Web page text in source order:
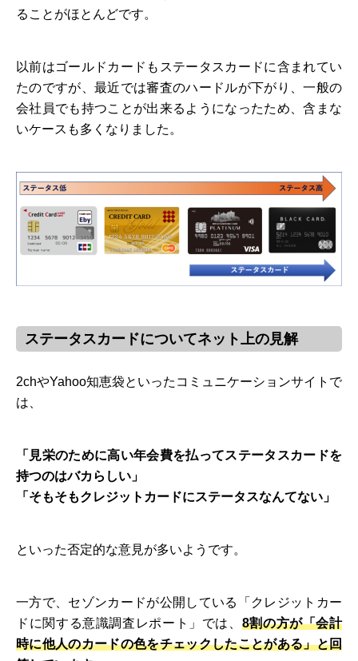
ることがほとんどです。
以前はゴールドカードもステータスカードに含まれてい
たのですが、最近では審査のハードルが下がり、一般の
会社員でも持つことが出来るようになったため、含まな
いケースも多くなりました。
ステータスカードについてネット上の見解
2chやYahoo知恵袋といったコミュニケーションサイトで
は、
「見栄のために高い年会費を払ってステータスカードを
持つのはバカらしい」
「そもそもクレジットカードにステータスなんてない」
といった否定的な意見が多いようです。
一方で、セゾンカードが公開している「クレジットカー
ドに関する意識調査レポート」では、 8割の方が「会計
時に他人のカードの色をチェックしたことがある」と回